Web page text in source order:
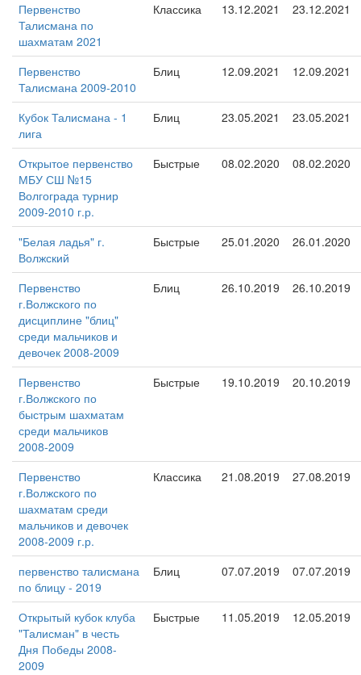
Первенство
Талисмана по
шахматам 2021
Классика 13.12.2021 23.12.2021
Первенство
Талисмана 2009-2010
Блиц 12.09.2021 12.09.2021
Кубок Талисмана - 1
лига
Блиц 23.05.2021 23.05.2021
Открытое первенство
МБУ СШ №15
Волгограда турнир
2009-2010 г.р.
Быстрые 08.02.2020 08.02.2020
"Белая ладья" г.
Волжский
Быстрые 25.01.2020 26.01.2020
Первенство
г.Волжского по
дисциплине "блиц"
среди мальчиков и
девочек 2008-2009
Блиц 26.10.2019 26.10.2019
Первенство
г.Волжского по
быстрым шахматам
среди мальчиков
2008-2009
Быстрые 19.10.2019 20.10.2019
Первенство
г.Волжского по
шахматам среди
мальчиков и девочек
2008-2009 г.р.
Классика 21.08.2019 27.08.2019
первенство талисмана
по блицу - 2019
Блиц 07.07.2019 07.07.2019
Открытый кубок клуба
"Талисман" в честь
Дня Победы 2008-
2009
Быстрые 11.05.2019 12.05.2019